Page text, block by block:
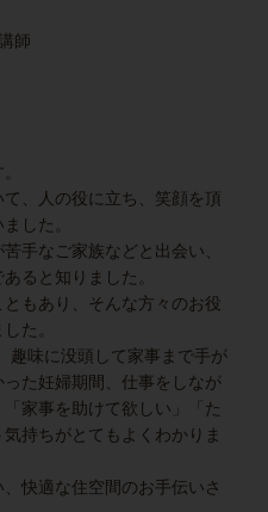
師
、人の役に立ち、笑顔を頂
した。
手なご家族などと出会い、
ると知りました。
もあり、そんな方々のお役
た。
趣味に没頭して家事まで手が
た妊婦期間、仕事をしなが
家事を助けて欲しい」「た
持ちがとてもよくわかりま
快適な住空間のお手伝いさ